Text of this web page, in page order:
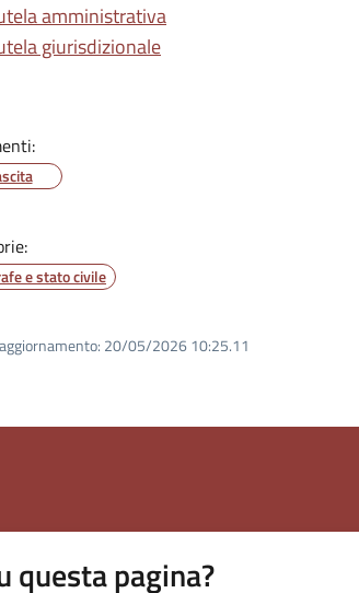
amministrativa
giurisdizionale
e stato civile
20/05/2026 10:25.11
questa pagina?